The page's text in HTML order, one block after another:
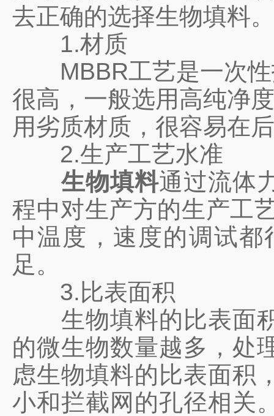
去正确的选择生物填料。
1.材质
MBBR工艺是一次性
很高，一般选用高纯净
用劣质材质，很容易在
2.生产工艺水准
生物填料通过流体
程中对生产方的生产工
中温度，速度的调试
足。
3.比表面积
生物填料的比表面积
的微生物数量越多，处
虑生物填料的比表面积
小和拦截网的孔径相关